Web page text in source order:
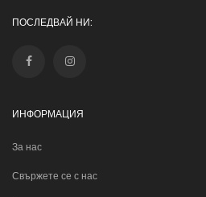
ПОСЛЕДВАЙ НИ:
ИНФОРМАЦИЯ
За нас
Свържете се с нас